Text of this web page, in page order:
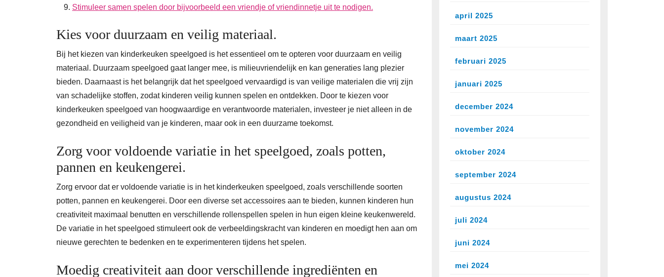
Stimuleer samen spelen door bijvoorbeeld een vriendje of vriendinnetje uit te nodigen.
Kies voor duurzaam en veilig materiaal.
Bij het kiezen van kinderkeuken speelgoed is het essentieel om te opteren voor duurzaam en veilig
materiaal. Duurzaam speelgoed gaat langer mee, is milieuvriendelijk en kan generaties lang plezier
bieden. Daarnaast is het belangrijk dat het speelgoed vervaardigd is van veilige materialen die vrij zijn
van schadelijke stoffen, zodat kinderen veilig kunnen spelen en ontdekken. Door te kiezen voor
kinderkeuken speelgoed van hoogwaardige en verantwoorde materialen, investeer je niet alleen in de
gezondheid en veiligheid van je kinderen, maar ook in een duurzame toekomst.
Zorg voor voldoende variatie in het speelgoed, zoals potten,
pannen en keukengerei.
Zorg ervoor dat er voldoende variatie is in het kinderkeuken speelgoed, zoals verschillende soorten
potten, pannen en keukengerei. Door een diverse set accessoires aan te bieden, kunnen kinderen hun
creativiteit maximaal benutten en verschillende rollenspellen spelen in hun eigen kleine keukenwereld.
De variatie in het speelgoed stimuleert ook de verbeeldingskracht van kinderen en moedigt hen aan om
nieuwe gerechten te bedenken en te experimenteren tijdens het spelen.
Moedig creativiteit aan door verschillende ingrediënten en
april 2025
maart 2025
februari 2025
januari 2025
december 2024
november 2024
oktober 2024
september 2024
augustus 2024
juli 2024
juni 2024
mei 2024